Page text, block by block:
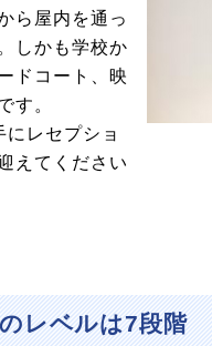
ら屋内を通っ
しかも学校か
ドコート、映
す。
レセプショ
えてください
レベルは7段階